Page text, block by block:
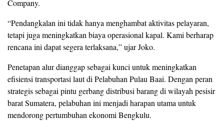
Company.
“Pendangkalan ini tidak hanya menghambat aktivitas pelayaran,
tetapi juga meningkatkan biaya operasional kapal. Kami berharap
rencana ini dapat segera terlaksana,” ujar Joko.
Penetapan alur dianggap sebagai kunci untuk meningkatkan
efisiensi transportasi laut di Pelabuhan Pulau Baai. Dengan peran
strategis sebagai pintu gerbang distribusi barang di wilayah pesisir
barat Sumatera, pelabuhan ini menjadi harapan utama untuk
mendorong pertumbuhan ekonomi Bengkulu.